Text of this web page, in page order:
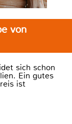
von
sich schon
Ein gutes
ist